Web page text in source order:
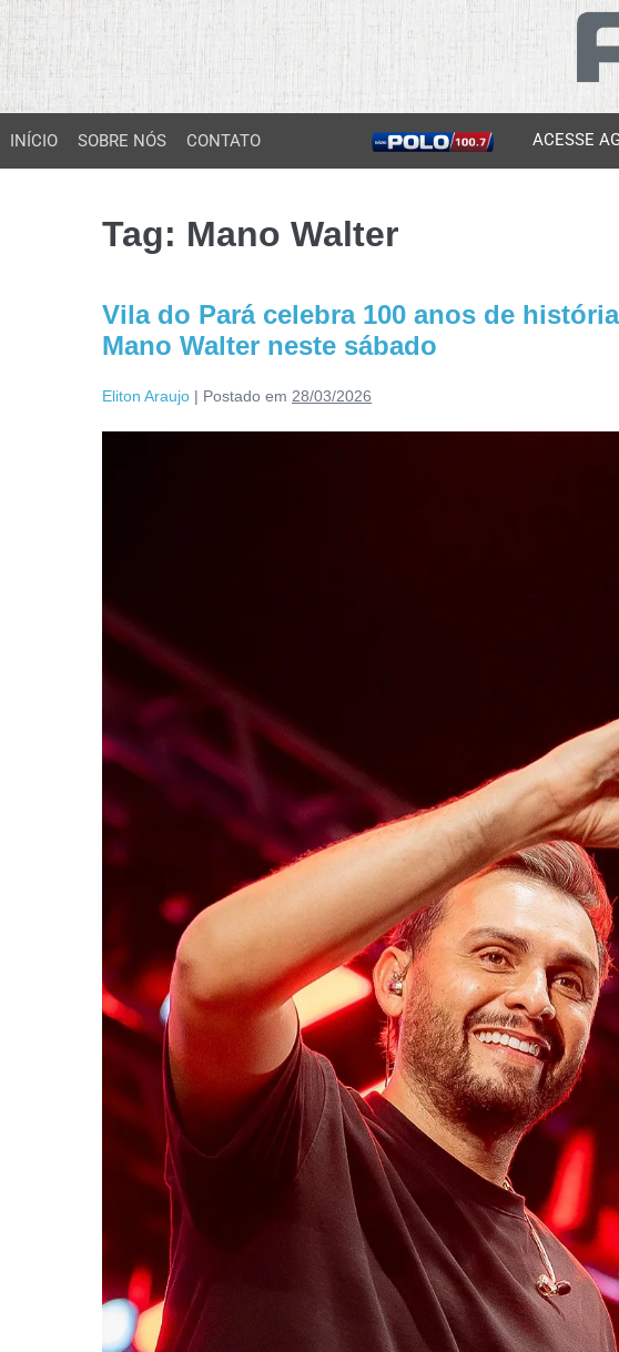
INÍCIO SOBRE NÓS CONTATO ACESSE
Tag: Mano Walter
Vila do Pará celebra 100 anos de
Mano Walter neste sábado
Eliton Araujo | Postado em 28/03/2026